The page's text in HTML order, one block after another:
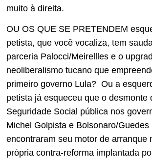
muito à direita.
OU OS QUE SE PRETENDEM
petista, que você vocaliza, tem
parceria Palocci/Meirellles e o
neoliberalismo tucano que
primeiro governo Lula? Ou a
petista já esqueceu que o desmonte
Seguridade Social pública nos
Michel Golpista e Bolsonaro/Guedes
encontraram seu motor de arranque
própria contra-reforma implantada